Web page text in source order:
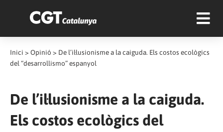
Inici > Opinió > De l’il·lusionisme a la caiguda. Els costos ecològics
del “desarrollismo” espanyol
De l’il·lusionisme a la caiguda.
Els costos ecològics del